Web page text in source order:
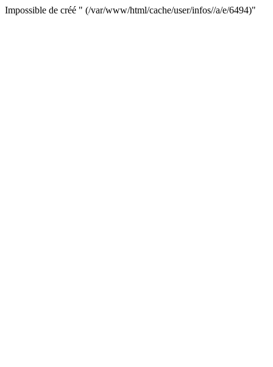
Impossible de créé " (/var/www/html/cache/user/infos//a/e/6494)"